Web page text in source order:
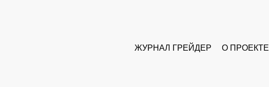
ЖУРНАЛ ГРЕЙДЕР О ПРОЕКТЕ